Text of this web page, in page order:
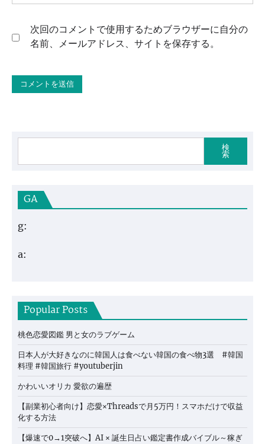
次回のコメントで使用するためブラウザーに自分の
名前、メールアドレス、サイトを保存する。
検
索
GA
g:
a:
Popular Posts
桃色恋愛図鑑 男と女のラブゲーム
日本人が大好きなのに韓国人は食べない韓国の食べ物3選 #韓国
料理 #韓国旅行 #youtuberjin
かわいいオリカ 愛欲の遍歴
【副業初心者向け】恋愛×Threadsで月5万円！スマホだけで収益
化する方法
【爆速で0→1突破へ】AI × 誕生日占い鑑定書作成バイブル～稼ぎ